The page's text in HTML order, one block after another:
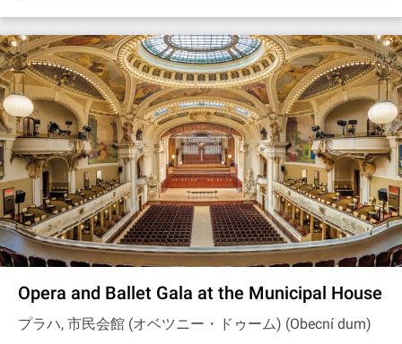
Opera and Ballet Gala at the Municipal House
プラハ, 市民会館 (オベツニー・ドゥーム) (Obecní dum)